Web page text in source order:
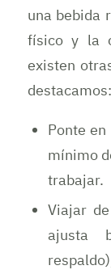
una bebida
físico y la
existen
destacamos:
Ponte
mínimo
trabajar.
Viajar
ajusta